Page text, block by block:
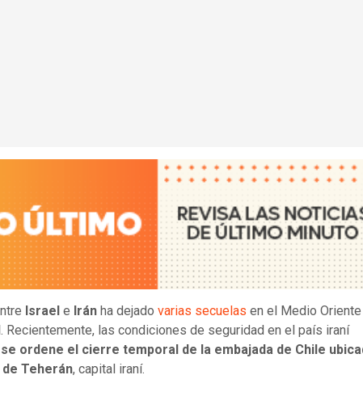
Israel e Irán ha dejado varias secuelas en el Medio
Recientemente, las condiciones de seguridad en el país iraní
se ordene el cierre temporal de la embajada de Chile
de Teherán, capital iraní.